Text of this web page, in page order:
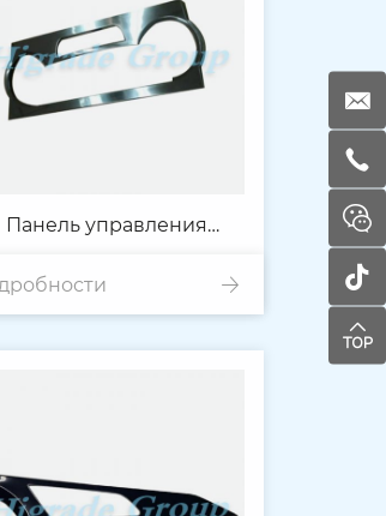
Панель управления
кондиционером